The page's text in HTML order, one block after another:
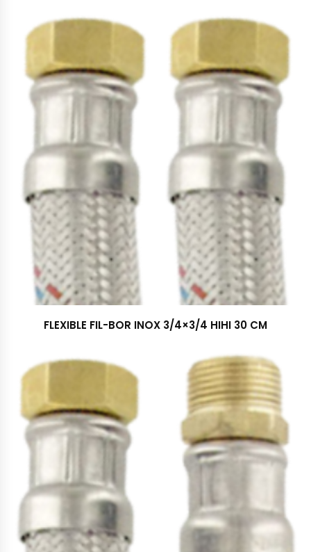
FLEXIBLE FIL-BOR INOX 3/4×3/4 HIHI 30 CM